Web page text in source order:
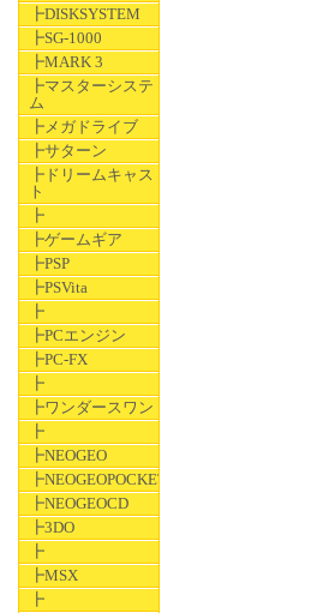
┣DISKSYSTEM
┣SG-1000
┣MARK 3
┣マスターシステ
ム
┣メガドライブ
┣サターン
┣ドリームキャス
ト
┣
┣ゲームギア
┣PSP
┣PSVita
┣
┣PCエンジン
┣PC-FX
┣
┣ワンダースワン
┣
┣NEOGEO
┣NEOGEOPOCKET
┣NEOGEOCD
┣3DO
┣
┣MSX
┣